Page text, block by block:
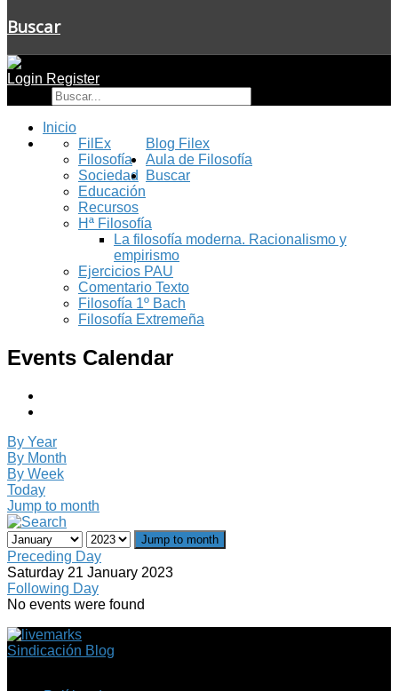
Buscar
Login Register
Inicio
Blog Filex
FilEx
Filosofía
Sociedad
Educación
Recursos
Aula de Filosofía
Hª Filosofía
La filosofía moderna. Racionalismo y
empirismo
Ejercicios PAU
Comentario Texto
Filosofía 1º Bach
Filosofía Extremeña
Buscar
Events Calendar
By Year
By Month
By Week
Today
Jump to month
Jump to month
Preceding Day
Saturday 21 January 2023
Following Day
No events were found
Sindicación Blog